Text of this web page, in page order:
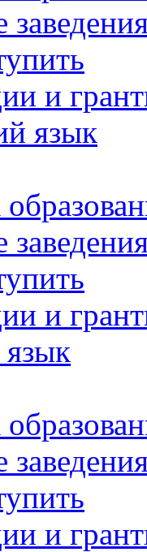
и
язык
и
и